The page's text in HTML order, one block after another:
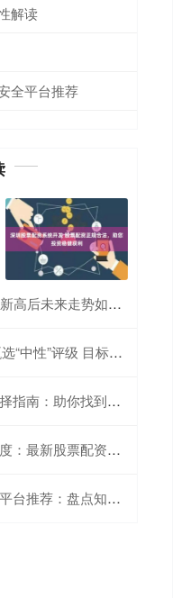
解读
全平台推荐
何？真的会冲上170吗？
级 目标价降至15.9港元
你找到最适合的平台
配资平台助您一臂之力
：盘点知名配资公司